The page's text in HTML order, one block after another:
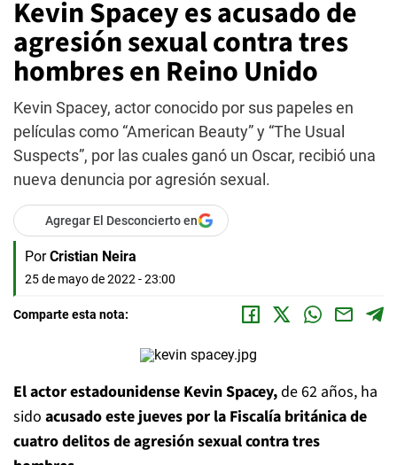
Kevin Spacey es acusado de
agresión sexual contra tres
hombres en Reino Unido
Kevin Spacey, actor conocido por sus papeles en
películas como “American Beauty” y “The Usual
Suspects”, por las cuales ganó un Oscar, recibió una
nueva denuncia por agresión sexual.
Agregar El Desconcierto en
Por Cristian Neira
25 de mayo de 2022 - 23:00
Comparte esta nota:
El actor estadounidense Kevin Spacey,de 62 años, ha
sido acusado este jueves por la Fiscalía británica de
cuatro delitos de agresión sexual contra tres